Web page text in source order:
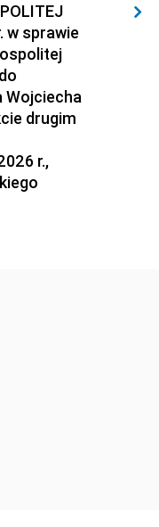
1937
w sprawie
Wojciecha
drugim
r.,